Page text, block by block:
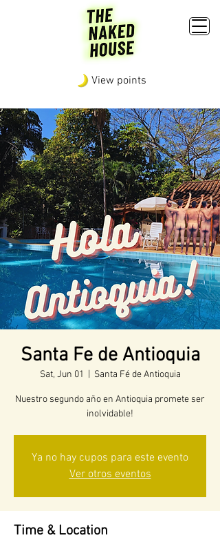
View points
Santa Fe de Antioquia
Sat, Jun 01 Santa Fé de Antioquia
Nuestro segundo año en Antioquia promete ser
inolvidable!
Ya no hay cupos para este evento
Ver otros eventos
Time & Location